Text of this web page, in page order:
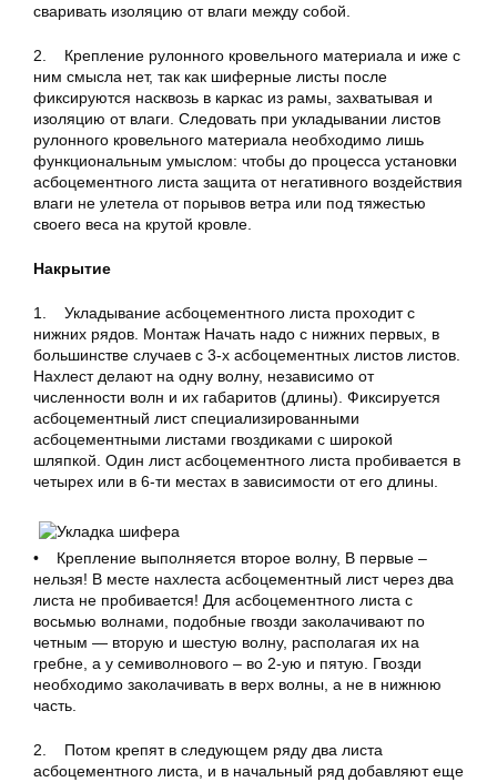
сваривать изоляцию от влаги между собой.
2. Крепление рулонного кровельного материала и иже с
ним смысла нет, так как шиферные листы после
фиксируются насквозь в каркас из рамы, захватывая и
изоляцию от влаги. Следовать при укладывании листов
рулонного кровельного материала необходимо лишь
функциональным умыслом: чтобы до процесса установки
асбоцементного листа защита от негативного воздействия
влаги не улетела от порывов ветра или под тяжестью
своего веса на крутой кровле.
Накрытие
1. Укладывание асбоцементного листа проходит с
нижних рядов. Монтаж Начать надо с нижних первых, в
большинстве случаев с 3-х асбоцементных листов листов.
Нахлест делают на одну волну, независимо от
численности волн и их габаритов (длины). Фиксируется
асбоцементный лист специализированными
асбоцементными листами гвоздиками с широкой
шляпкой. Один лист асбоцементного листа пробивается в
четырех или в 6-ти местах в зависимости от его длины.
• Крепление выполняется второе волну, В первые –
нельзя! В месте нахлеста асбоцементный лист через два
листа не пробивается! Для асбоцементного листа с
восьмью волнами, подобные гвозди заколачивают по
четным — вторую и шестую волну, располагая их на
гребне, а у семиволнового – во 2-ую и пятую. Гвозди
необходимо заколачивать в верх волны, а не в нижнюю
часть.
2. Потом крепят в следующем ряду два листа
асбоцементного листа, и в начальный ряд добавляют еще